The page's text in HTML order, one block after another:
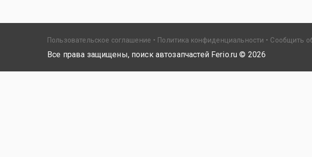
Пользовательское соглашение Политика конфиденциальности Сообщить
Все права защищены, поиск автозапчастей Ferio.ru © 2026